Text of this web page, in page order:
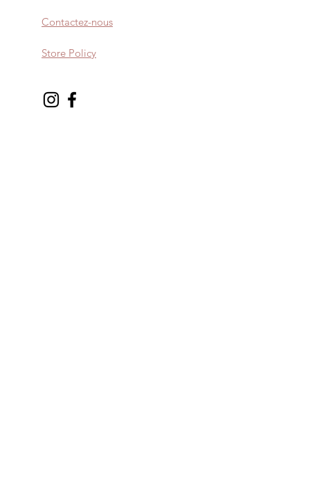
Contactez-nous
Store Policy